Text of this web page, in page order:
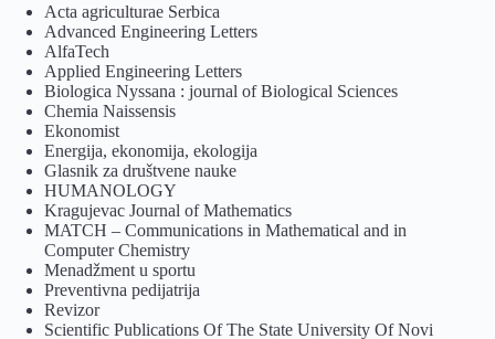
Acta agriculturae Serbica
Advanced Engineering Letters
AlfaTech
Applied Engineering Letters
Biologica Nyssana : journal of Biological Sciences
Chemia Naissensis
Ekonomist
Energija, ekonomija, ekologija
Glasnik za društvene nauke
HUMANOLOGY
Kragujevac Journal of Mathematics
MATCH – Communications in Mathematical and in
Computer Chemistry
Menadžment u sportu
Preventivna pedijatrija
Revizor
Scientific Publications Of The State University Of Novi